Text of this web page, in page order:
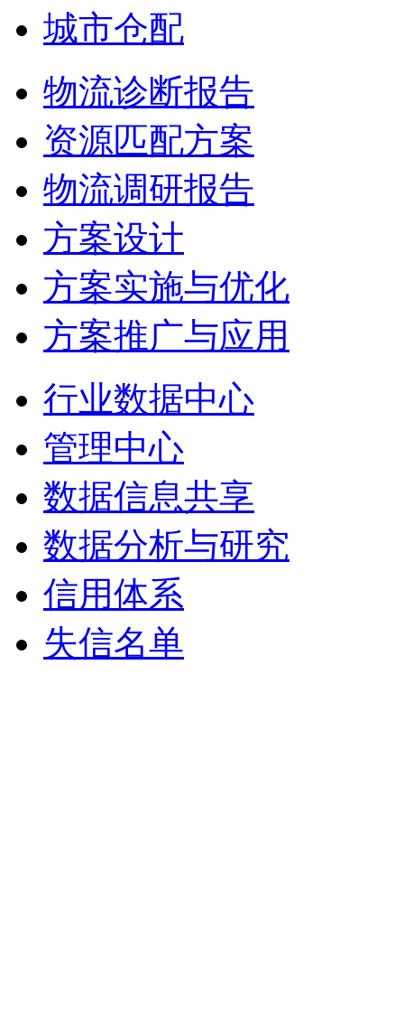
城市仓配
物流诊断报告
资源匹配方案
物流调研报告
方案设计
方案实施与优化
方案推广与应用
行业数据中心
管理中心
数据信息共享
数据分析与研究
信用体系
失信名单